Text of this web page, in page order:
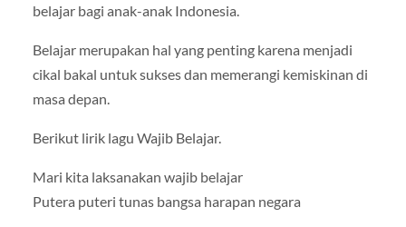
belajar bagi anak-anak Indonesia.
Belajar merupakan hal yang penting karena menjadi
cikal bakal untuk sukses dan memerangi kemiskinan di
masa depan.
Berikut lirik lagu Wajib Belajar.
Mari kita laksanakan wajib belajar
Putera puteri tunas bangsa harapan negara